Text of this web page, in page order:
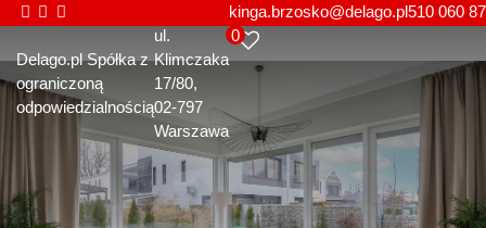
Delago.pl Spółka z
ograniczoną
odpowiedzialnością
ul.
Klimczaka
17/80
02-797
Warszawa
kinga.brzosko@delago.pl510 060
0